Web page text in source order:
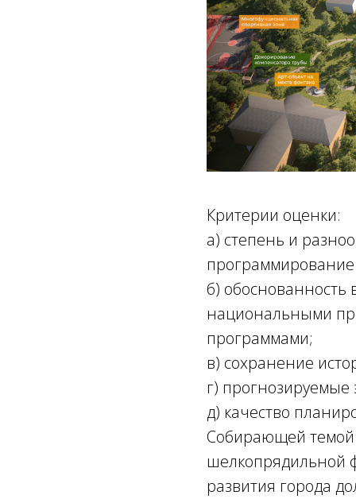
Критерии оценки:
а) степень и
б) обоснованность
национальными
программами;
в) сохранение
г)
д) качество
Собирающей темой
шелкопрядильной
развития города